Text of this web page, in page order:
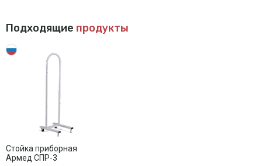
Подходящие продукты
Стойка приборная
Армед СПР-3